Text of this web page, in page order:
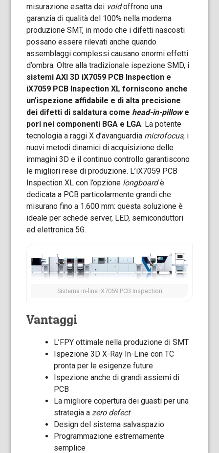
misurazione esatta dei voidoffrono una
garanzia di qualità del 100% nella moderna
produzione SMT, in modo che i difetti nascosti
possano essere rilevati anche quando
assemblaggi complessi causano enormi effetti
d’ombra. Oltre alla tradizionale ispezione SMD, i
sistemi AXI 3D iX7059 PCB Inspection e
iX7059 PCB Inspection XL forniscono anche
un’ispezione affidabile e di alta precisione
dei difetti di saldatura come head-in-pillowe
pori nei componenti BGA e LGA. La potente
tecnologia a raggi X d’avanguardia microfocus, i
nuovi metodi dinamici di acquisizione delle
immagini 3D e il continuo controllo garantiscono
le migliori rese di produzione. L’iX7059 PCB
Inspection XL con l’opzione longboardè
dedicata a PCB particolarmente grandi che
misurano fino a 1.600 mm: questa soluzione è
ideale per schede server, LED, semiconduttori
ed elettronica 5G.
Sistema in-line iX7059 PCB Inspection
Vantaggi
L’FPY ottimale nella produzione di SMT
Ispezione 3D X-Ray In-Line con TC
pronta per le esigenze future
Ispezione anche di grandi assiemi di
PCB
La migliore copertura dei guasti per una
strategia a zero defect
Design del sistema salvaspazio
Programmazione estremamente
semplice